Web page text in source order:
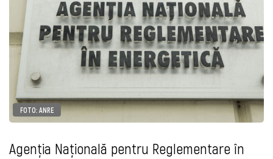
FOTO: ANRE
Agenţia Naţională pentru Reglementare în